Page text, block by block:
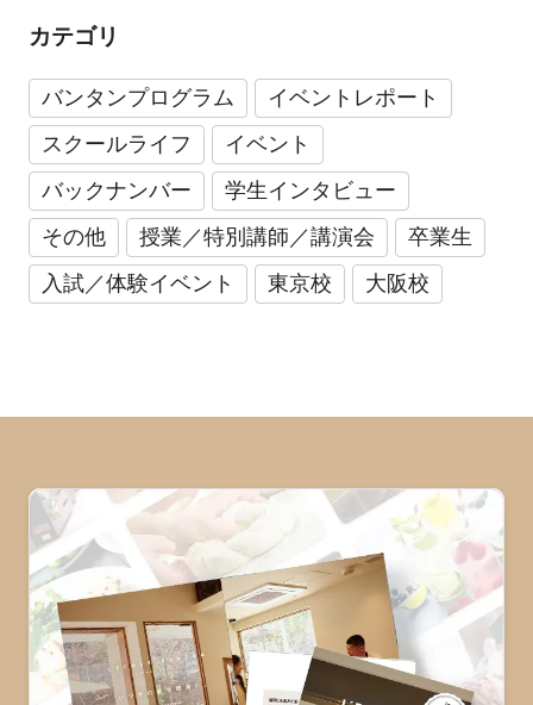
カテゴリ
バンタンプログラム
イベントレポート
スクールライフ
イベント
バックナンバー
学生インタビュー
その他
授業／特別講師／講演会
卒業生
入試／体験イベント
東京校 大阪校